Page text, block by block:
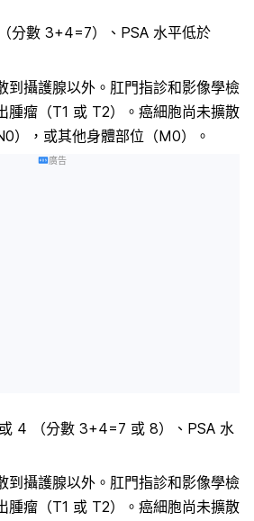
分數 3+4=7）、PSA 水平低於
到攝護腺以外。肛門指診和影像學檢
腫瘤（T1 或 T2）。癌細胞尚未擴散
），或其他身體部位（M0）。
廣告
4 （分數 3+4=7 或 8）、PSA 水
到攝護腺以外。肛門指診和影像學檢
腫瘤（T1 或 T2）。癌細胞尚未擴散